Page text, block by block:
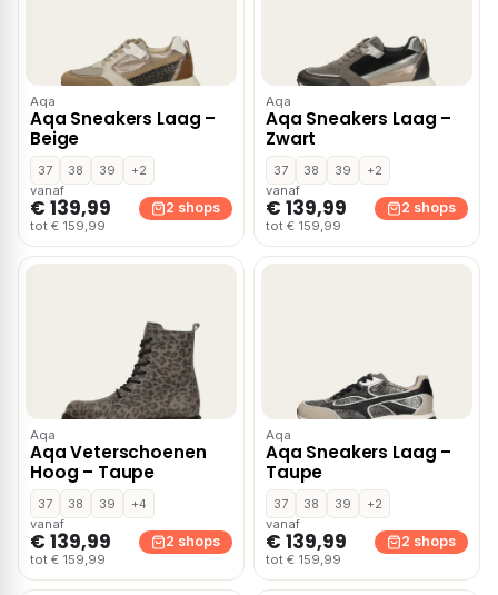
Aqa
Aqa Sneakers Laag –
Beige
37 38 39
+2
vanaf
€ 139,99
tot € 159,99
2 shops
Aqa
Aqa Sneakers Laag –
Zwart
37 38 39
+2
vanaf
€ 139,99
tot € 159,99
2 shops
Aqa
Aqa Veterschoenen
Hoog – Taupe
37 38 39
+4
vanaf
€ 139,99
tot € 159,99
2 shops
Aqa
Aqa Sneakers Laag –
Taupe
37 38 39
+2
vanaf
€ 139,99
tot € 159,99
2 shops